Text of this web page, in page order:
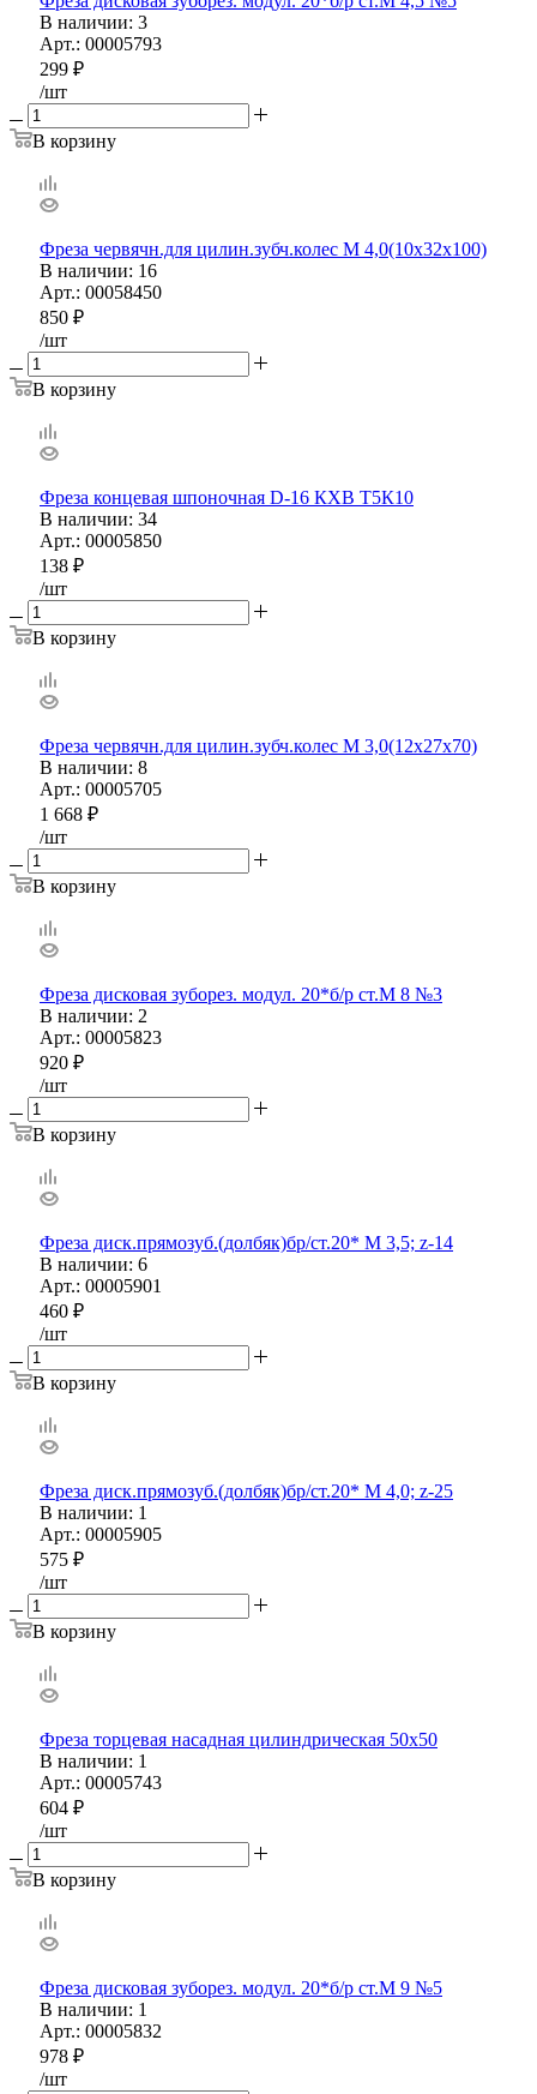
В наличии: 3
Арт.: 00005793
299 ₽
/шт
В корзину
Фреза червячн.для цилин.зубч.колес М 4,0(10х32х100)
В наличии: 16
Арт.: 00058450
850 ₽
/шт
В корзину
Фреза концевая шпоночная D-16 КХВ Т5К10
В наличии: 34
Арт.: 00005850
138 ₽
/шт
В корзину
Фреза червячн.для цилин.зубч.колес М 3,0(12х27х70)
В наличии: 8
Арт.: 00005705
1 668 ₽
/шт
В корзину
Фреза дисковая зуборез. модул. 20*б/р ст.М 8 №3
В наличии: 2
Арт.: 00005823
920 ₽
/шт
В корзину
Фреза диск.прямозуб.(долбяк)бр/ст.20* М 3,5; z-14
В наличии: 6
Арт.: 00005901
460 ₽
/шт
В корзину
Фреза диск.прямозуб.(долбяк)бр/ст.20* М 4,0; z-25
В наличии: 1
Арт.: 00005905
575 ₽
/шт
В корзину
Фреза торцевая насадная цилиндрическая 50х50
В наличии: 1
Арт.: 00005743
604 ₽
/шт
В корзину
Фреза дисковая зуборез. модул. 20*б/р ст.М 9 №5
В наличии: 1
Арт.: 00005832
978 ₽
/шт